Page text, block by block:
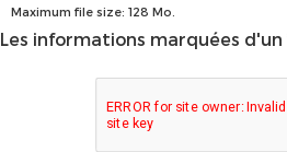
Maximum file size: 128 Mo.
Les informations marquées d'un